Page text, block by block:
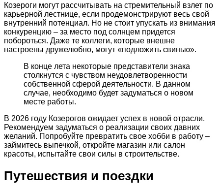
Козероги могут рассчитывать на стремительный взлет по
карьерной лестнице, если продемонстрируют весь свой
внутренний потенциал. Но не стоит упускать из внимания
конкуренцию – за место под солнцем придется
побороться. Даже те коллеги, которые внешне
настроены дружелюбно, могут «подложить свинью».
В конце лета некоторые представители знака
столкнутся с чувством неудовлетворенности
собственной сферой деятельности. В данном
случае, необходимо будет задуматься о новом
месте работы.
В 2026 году Козерогов ожидает успех в новой отрасли.
Рекомендуем задуматься о реализации своих давних
желаний. Попробуйте превратить свое хобби в работу –
займитесь выпечкой, откройте магазин или салон
красоты, испытайте свои силы в строительстве.
Путешествия и поездки